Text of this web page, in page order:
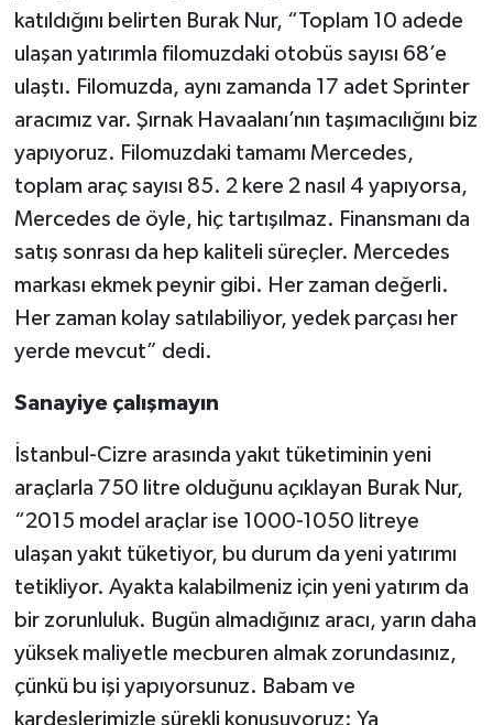
katıldığını belirten Burak Nur, “Toplam 10 adede
ulaşan yatırımla filomuzdaki otobüs sayısı 68’e
ulaştı. Filomuzda, aynı zamanda 17 adet Sprinter
aracımız var. Şırnak Havaalanı’nın taşımacılığını biz
yapıyoruz. Filomuzdaki tamamı Mercedes,
toplam araç sayısı 85. 2 kere 2 nasıl 4 yapıyorsa,
Mercedes de öyle, hiç tartışılmaz. Finansmanı da
satış sonrası da hep kaliteli süreçler. Mercedes
markası ekmek peynir gibi. Her zaman değerli.
Her zaman kolay satılabiliyor, yedek parçası her
yerde mevcut” dedi.
Sanayiye çalışmayın
İstanbul-Cizre arasında yakıt tüketiminin yeni
araçlarla 750 litre olduğunu açıklayan Burak Nur,
“2015 model araçlar ise 1000-1050 litreye
ulaşan yakıt tüketiyor, bu durum da yeni yatırımı
tetikliyor. Ayakta kalabilmeniz için yeni yatırım da
bir zorunluluk. Bugün almadığınız aracı, yarın daha
yüksek maliyetle mecburen almak zorundasınız,
çünkü bu işi yapıyorsunuz. Babam ve
kardeşlerimizle sürekli konuşuyoruz: Ya